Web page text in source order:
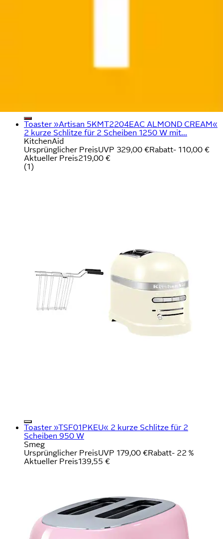
Toaster »Artisan 5KMT2204EAC ALMOND CREAM«
2 kurze Schlitze für 2 Scheiben 1250 W mit...
KitchenAid
Ursprünglicher PreisUVP 329,00 €Rabatt- 110,00 €
Aktueller Preis219,00 €
(1)
Toaster »TSF01PKEU« 2 kurze Schlitze für 2
Scheiben 950 W
Smeg
Ursprünglicher PreisUVP 179,00 €Rabatt- 22 %
Aktueller Preis139,55 €